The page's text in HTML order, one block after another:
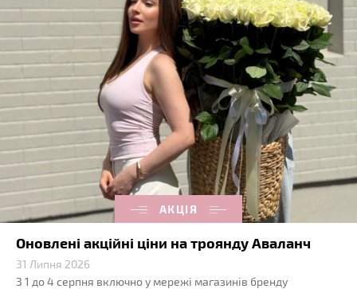
АКЦІЯ
Оновлені акційні ціни на троянду Аваланч
31 Липня 2026
З 1 до 4 серпня включно у мережі магазинів бренду